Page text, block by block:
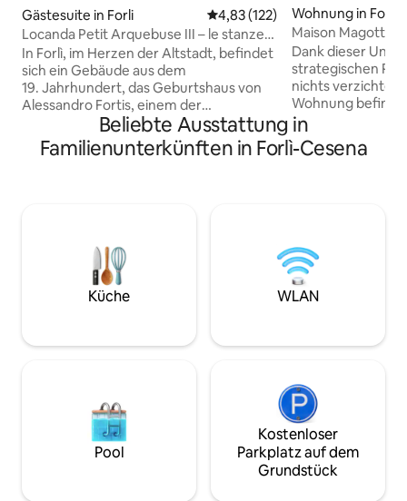
Gästesuite in Forli Durchschnittliche Bewertung:
4,83 (122)
Locanda Petit Arquebuse III – le stanze
in centro
In Forlì, im Herzen der Altstadt, befindet
sich ein Gebäude aus dem
19. Jahrhundert, das Geburtshaus von
Alessandro Fortis, einem der
bedeutendsten Politiker seiner Zeit. Die
Locanda besteht aus komfortablen,
klimatisierten Zimmern mit eigenem
Raucherbereich. Außerdem stehen den
Gästen Parktickets für ihr eigenes
Fahrzeug in der Fußgängerzone zur
Verfügung. Die Locanda ist nur
Der Bahnhof ist 20 Gehminuten
erreichen; die Haltestelle ist nur
3 Gehminuten entfernt. 700 Meter von
der Villa Serena und 10 Minuten mit dem
Bus von der Villa Igea entfernt.
Wohnung in Forli
Maison Magotti
Dank dieser
strategischen
nichts verzichten,
Wohnung
Zentrum, im
mit Blick auf den
kostenloser
Dusche, einem
Schlafzimmer
Kleiderschrank.
Beliebte Ausstattung in
Familienunterkünften in Forlì-Cesena
Küche WLAN
Pool
Kostenloser
Parkplatz auf dem
Grundstück